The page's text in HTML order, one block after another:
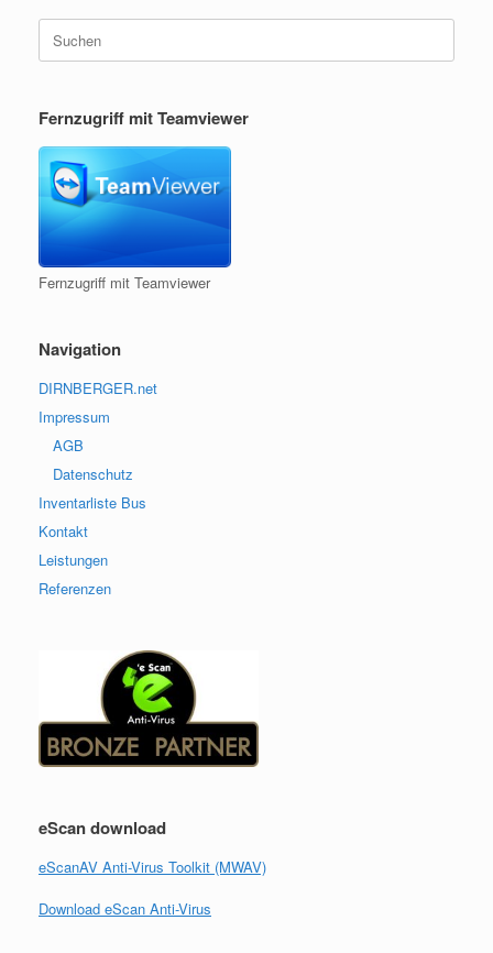
Suchen
nach:
Fernzugriff mit Teamviewer
Fernzugriff mit Teamviewer
Navigation
DIRNBERGER.net
Impressum
AGB
Datenschutz
Inventarliste Bus
Kontakt
Leistungen
Referenzen
eScan download
eScanAV Anti-Virus Toolkit (MWAV)
Download eScan Anti-Virus